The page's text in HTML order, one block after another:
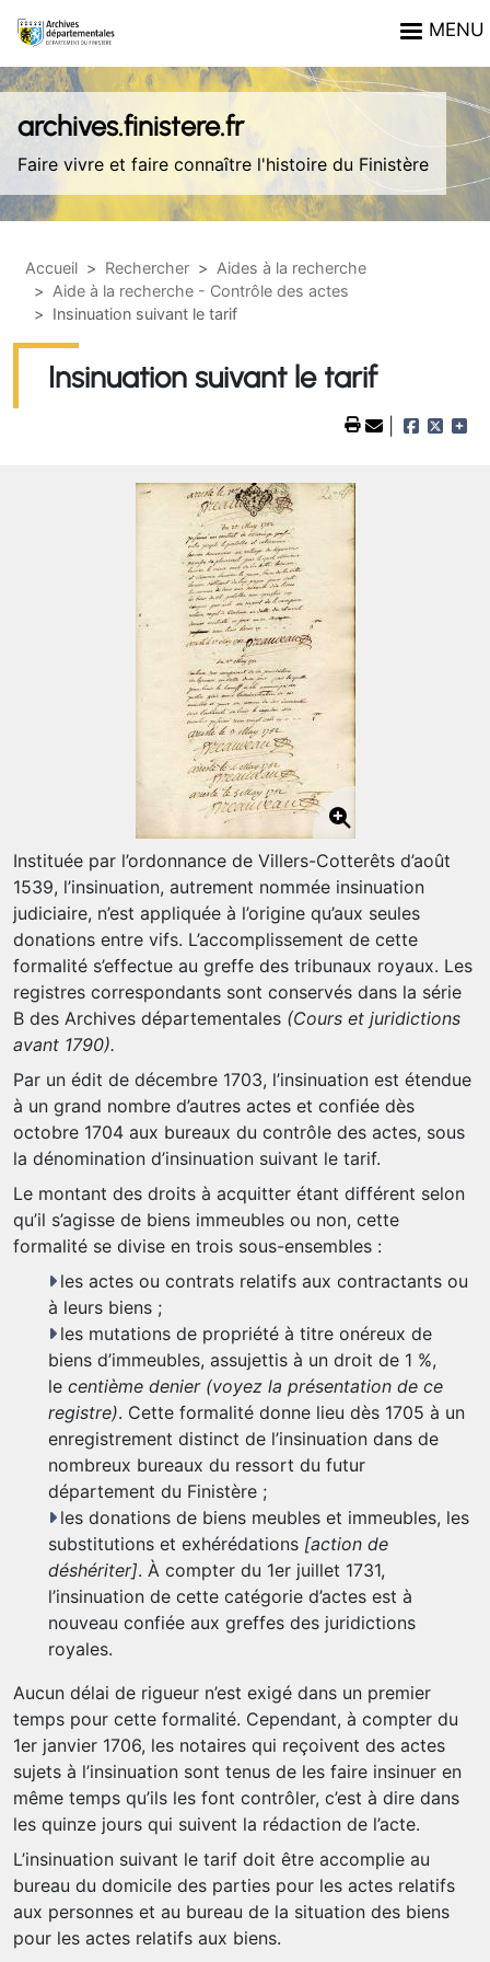
archives.finistere.fr
Faire vivre et faire connaître l'histoire du Finistère
MENU
Accueil Rechercher
Aides à la recherche
Aide à la recherche - Contrôle des actes
Insinuation suivant le tarif
Insinuation suivant le tarif
Instituée par l’ordonnance de Villers-Cotterêts d’août
1539, l’insinuation, autrement nommée insinuation
judiciaire, n’est appliquée à l’origine qu’aux seules
donations entre vifs. L’accomplissement de cette
formalité s’effectue au greffe des tribunaux royaux. Les
registres correspondants sont conservés dans la série
B des Archives départementales (Cours et juridictions
avant 1790).
Par un édit de décembre 1703, l’insinuation est étendue
à un grand nombre d’autres actes et confiée dès
octobre 1704 aux bureaux du contrôle des actes, sous
la dénomination d’insinuation suivant le tarif.
Le montant des droits à acquitter étant différent selon
qu’il s’agisse de biens immeubles ou non, cette
formalité se divise en trois sous-ensembles :
les actes ou contrats relatifs aux contractants ou
à leurs biens ;
les mutations de propriété à titre onéreux de
biens d’immeubles, assujettis à un droit de 1 %,
le centième denier(voyez la présentation de ce
registre). Cette formalité donne lieu dès 1705 à un
enregistrement distinct de l’insinuation dans de
nombreux bureaux du ressort du futur
département du Finistère ;
les donations de biens meubles et immeubles, les
substitutions et exhérédations [action de
déshériter]. À compter du 1er juillet 1731,
l’insinuation de cette catégorie d’actes est à
nouveau confiée aux greffes des juridictions
royales.
Aucun délai de rigueur n’est exigé dans un premier
temps pour cette formalité. Cependant, à compter du
1er janvier 1706, les notaires qui reçoivent des actes
sujets à l’insinuation sont tenus de les faire insinuer en
même temps qu’ils les font contrôler, c’est à dire dans
les quinze jours qui suivent la rédaction de l’acte.
L’insinuation suivant le tarif doit être accomplie au
bureau du domicile des parties pour les actes relatifs
aux personnes et au bureau de la situation des biens
pour les actes relatifs aux biens.
Panneau de gestion des cookies